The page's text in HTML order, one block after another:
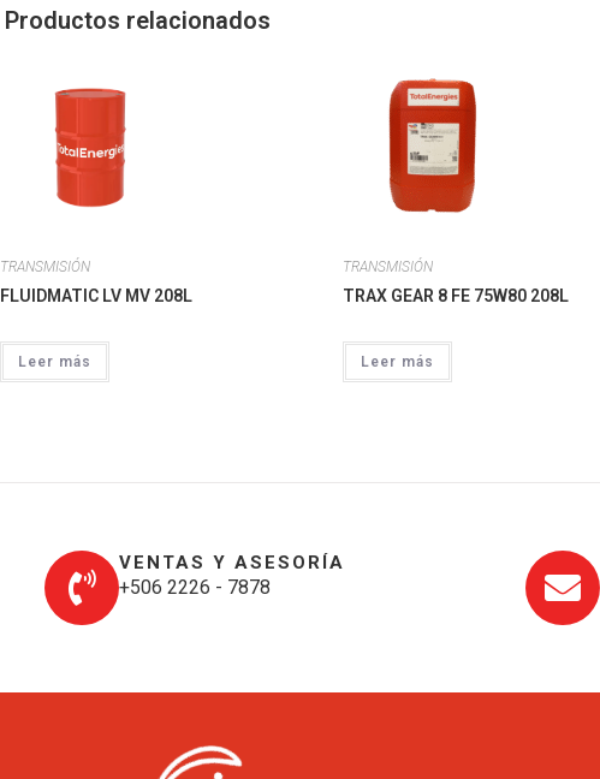
Productos relacionados
TRANSMISIÓN
FLUIDMATIC LV MV 208L
Leer más
TRANSMISIÓN
TRAX GEAR 8 FE 75W80 208L
Leer más
VENTAS Y ASESORÍA
+506 2226 - 7878